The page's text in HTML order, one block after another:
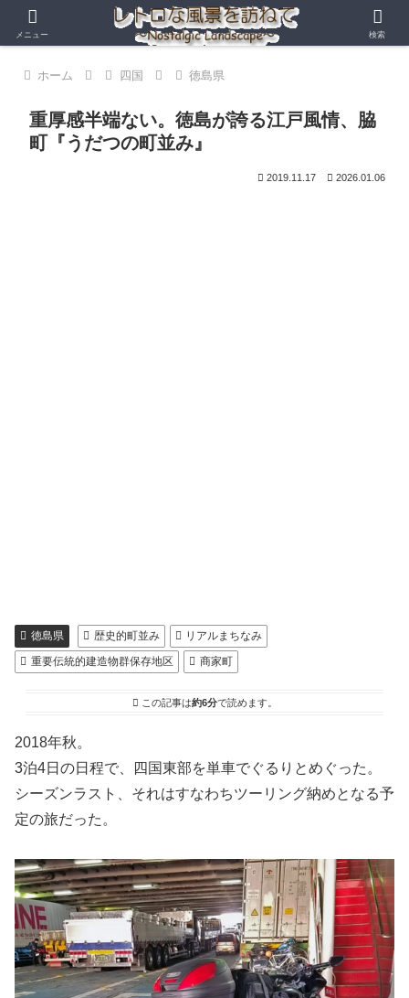
ホーム 四国 徳島県
重厚感半端ない。徳島が誇る江戸風情、脇
町『うだつの町並み』
2019.11.17 2026.01.06
徳島県 歴史的町並み
リアルまちなみ
重要伝統的建造物群保存地区
商家町
この記事は約6分で読めます。
2018年秋。
3泊4日の日程で、四国東部を単車でぐるりとめぐった。
シーズンラスト、それはすなわちツーリング納めとなる予
定の旅だった。
メニュー 検索